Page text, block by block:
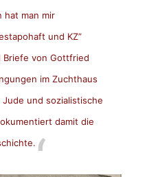
hat man mir
und KZ”
von Gottfried
im Zuchthaus
und sozialistische
damit die